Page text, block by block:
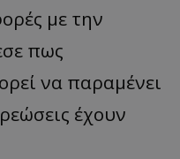
με την
πως
να παραμένει
έχουν